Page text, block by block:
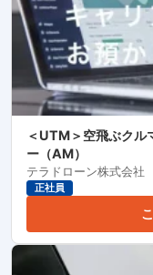
＜UTM＞空飛ぶクル
ー（AM）
テラドローン株式会社
正社員